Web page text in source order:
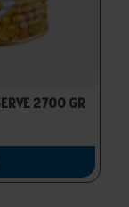
2700 GR